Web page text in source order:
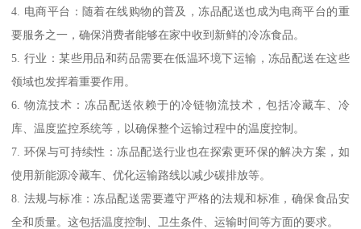
4. 电商平台：随着在线购物的普及，冻品配送也成为电商平台的重
要服务之一，确保消费者能够在家中收到新鲜的冷冻食品。
5. 行业：某些用品和药品需要在低温环境下运输，冻品配送在这些
领域也发挥着重要作用。
6. 物流技术：冻品配送依赖于的冷链物流技术，包括冷藏车、冷
库、温度监控系统等，以确保整个运输过程中的温度控制。
7. 环保与可持续性：冻品配送行业也在探索更环保的解决方案，如
使用新能源冷藏车、优化运输路线以减少碳排放等。
8. 法规与标准：冻品配送需要遵守严格的法规和标准，确保食品安
全和质量。这包括温度控制、卫生条件、运输时间等方面的要求。